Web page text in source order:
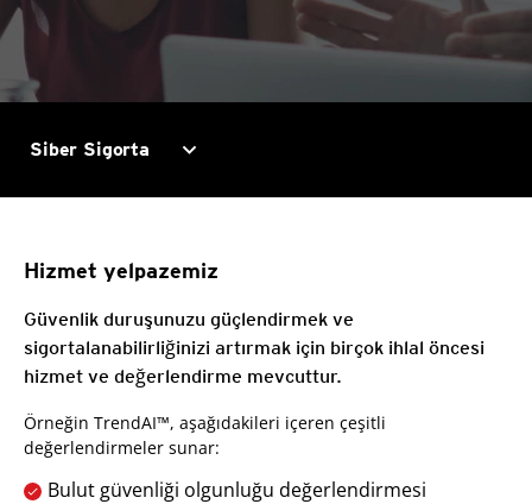
Siber Sigorta expand_more
Hizmet yelpazemiz
Güvenlik duruşunuzu güçlendirmek ve
sigortalanabilirliğinizi artırmak için birçok ihlal öncesi
hizmet ve değerlendirme mevcuttur.
Örneğin TrendAI™, aşağıdakileri içeren çeşitli
değerlendirmeler sunar:
Bulut güvenliği olgunluğu değerlendirmesi